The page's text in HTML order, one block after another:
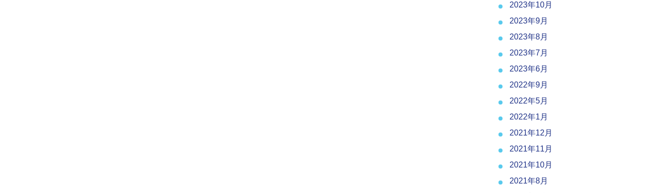
2023年10月
2023年9月
2023年8月
2023年7月
2023年6月
2022年9月
2022年5月
2022年1月
2021年12月
2021年11月
2021年10月
2021年8月